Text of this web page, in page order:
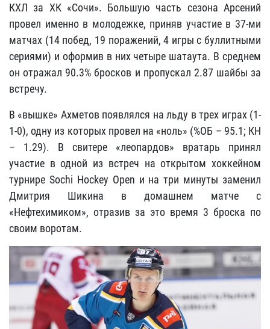
КХЛ за ХК «Сочи». Большую часть сезона Арсений
провел именно в молодежке, приняв участие в 37-ми
матчах (14 побед, 19 поражений, 4 игры с буллитными
сериями) и оформив в них четыре шатаута. В среднем
он отражал 90.3% бросков и пропускал 2.87 шайбы за
встречу.
В «вышке» Ахметов появлялся на льду в трех играх (1-
1-0), одну из которых провел на «ноль» (%ОБ – 95.1; КН
– 1.29). В свитере «леопардов» вратарь принял
участие в одной из встреч на открытом хоккейном
турнире Sochi Hockey Open и на три минуты заменил
Дмитрия Шикина в домашнем матче с
«Нефтехимиком», отразив за это время 3 броска по
своим воротам.